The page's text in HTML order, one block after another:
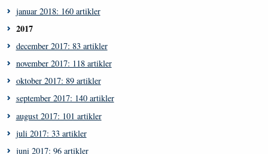
januar 2018: 160 artikler
2017
december 2017: 83 artikler
november 2017: 118 artikler
oktober 2017: 89 artikler
september 2017: 140 artikler
august 2017: 101 artikler
juli 2017: 33 artikler
juni 2017: 96 artikler